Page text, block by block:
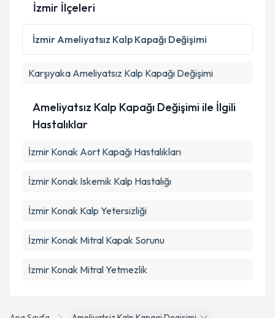
Kişisel verilerimin işlenmesine ilişkinAydınlatma
Metni'ni okudum ve kişisel verilerimin belirtilen
kapsamda işlenmesini kabul ediyorum.
İzmir İlçeleri
İzmir Ameliyatsız Kalp Kapağı Değişimi
Karşıyaka Ameliyatsız Kalp Kapağı Değişimi
Ameliyatsız Kalp Kapağı Değişimi ile İlgili
Hastalıklar
İzmir Konak Aort Kapağı Hastalıkları
İzmir Konak Iskemik Kalp Hastalığı
İzmir Konak Kalp Yetersizliği
İzmir Konak Mitral Kapak Sorunu
İzmir Konak Mitral Yetmezlik